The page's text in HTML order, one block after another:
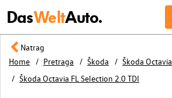
DasWeltAuto.
Natrag
Home
Pretraga Škoda
Škoda Octavia
Škoda Octavia FL Selection 2.0 TDI